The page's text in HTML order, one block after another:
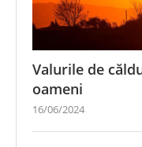
Valurile de
oameni
16/06/2024